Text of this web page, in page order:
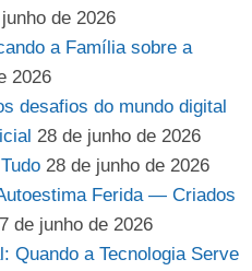
de 2026
a Família sobre a
2026
desafios do mundo digital
28 de junho de 2026
28 de junho de 2026
Ferida — Criados
de junho de 2026
Quando a Tecnologia Serve